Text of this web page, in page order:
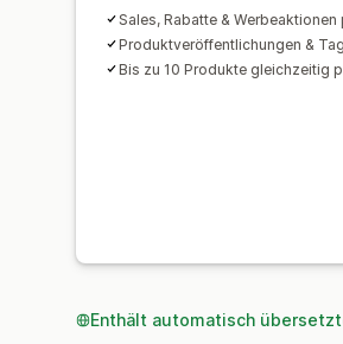
Sales, Rabatte & Werbeaktionen
Produktveröffentlichungen &
Bis zu 10 Produkte gleichzeitig
Enthält automatisch